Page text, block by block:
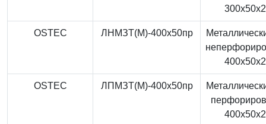
OSTEC ЛНМЗТ(М)-400x50пр
OSTEC ЛПМЗТ(М)-400x50пр